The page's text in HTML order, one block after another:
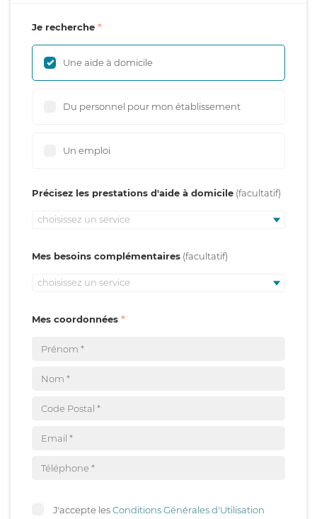
Je recherche
Une aide à domicile
Du personnel pour mon établissement
Un emploi
Précisez les prestations d'aide à domicile
choisissez un service
Mes besoins complémentaires
choisissez un service
Mes coordonnées
J'accepte lesConditions Générales d'Utilisation